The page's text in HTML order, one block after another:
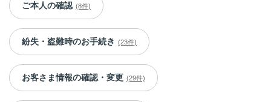
ご本人の確認 (8件)
紛失・盗難時のお手続き (23件)
お客さま情報の確認・変更 (29件)